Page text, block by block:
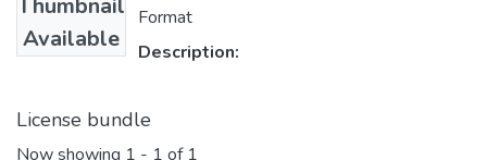
Thumbnail
Available
Format
Description:
License bundle
Now showing 1 - 1 of 1